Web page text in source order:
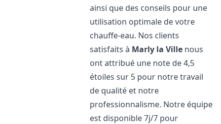
ainsi que des conseils pour une
utilisation optimale de votre
chauffe-eau. Nos clients
satisfaits à Marly la Ville nous
ont attribué une note de 4,5
étoiles sur 5 pour notre travail
de qualité et notre
professionnalisme. Notre équipe
est disponible 7j/7 pour